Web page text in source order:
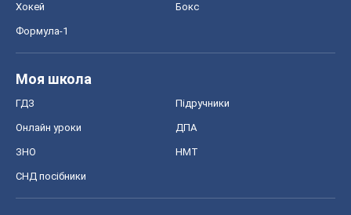
Хокей Бокс
Формула-1
Моя школа
ГДЗ Підручники
Онлайн уроки ДПА
ЗНО НМТ
СНД посібники